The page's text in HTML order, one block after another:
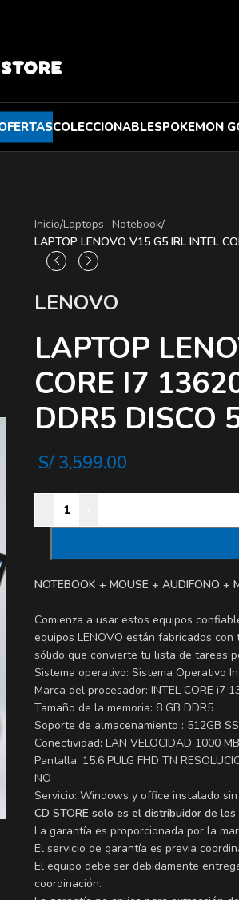
COLECCIONABLESPOKEMON
Inicio/Laptops -Notebook/
LAPTOP LENOVO V15 G5 IRL INTEL
LENOVO
LAPTOP
CORE I7
DDR5 DISCO
S/3,599.00
NOTEBOOK + MOUSE + AUDIFONO +
Comienza a usar estos equipos
equipos LENOVO están fabricados
sólido que convierte tu lista de tareas
Sistema operativo: Sistema Operativo
Marca del procesador: INTEL CORE i7
Tamaño de la memoria: 8 GB DDR5
Soporte de almacenamiento : 512GB
Conectividad: LAN VELOCIDAD 1000
Pantalla: 15.6 PULG FHD TN
NO
Servicio: Windows y office instalado
CD STORE solo es el distribuidor de los
La garantía es proporcionada por la
El servicio de garantía es previa
El equipo debe ser debidamente
coordinación.